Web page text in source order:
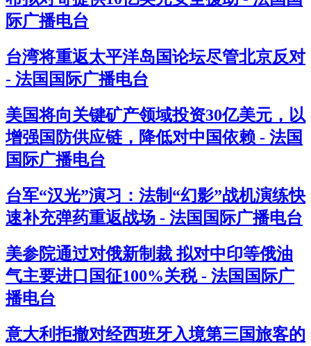
际广播电台
台湾将重返太平洋岛国论坛尽管北京反对
- 法国国际广播电台
美国将向关键矿产领域投资30亿美元，以
增强国防供应链，降低对中国依赖 - 法国
国际广播电台
台军“汉光”演习：法制“幻影”战机演练快
速补充弹药重返战场 - 法国国际广播电台
美参院通过对俄新制裁 拟对中印等俄油
气主要进口国征100%关税 - 法国国际广
播电台
意大利拒撤对经西班牙入境第三国旅客的